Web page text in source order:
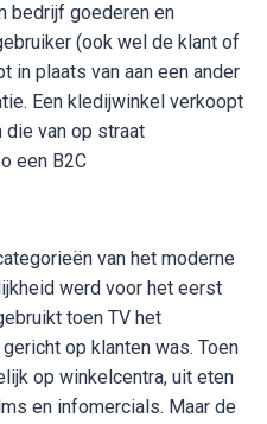
bedrijf goederen en
(ook wel de klant of
in plaats van aan een ander
Een kledijwinkel verkoopt
die van op straat
een B2C
van het moderne
werd voor het eerst
toen TV het
op klanten was. Toen
op winkelcentra, uit eten
en infomercials. Maar de